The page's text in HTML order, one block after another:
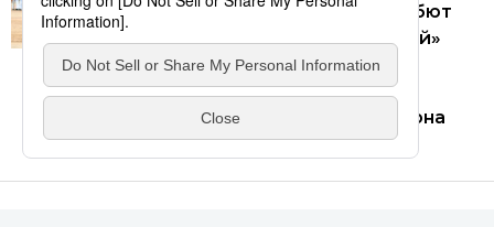
полномасштабный дебют
«эволюционировавшей»
идеи Свободного и
открытого Индо-
Тихоокеанского региона
21.07.2026